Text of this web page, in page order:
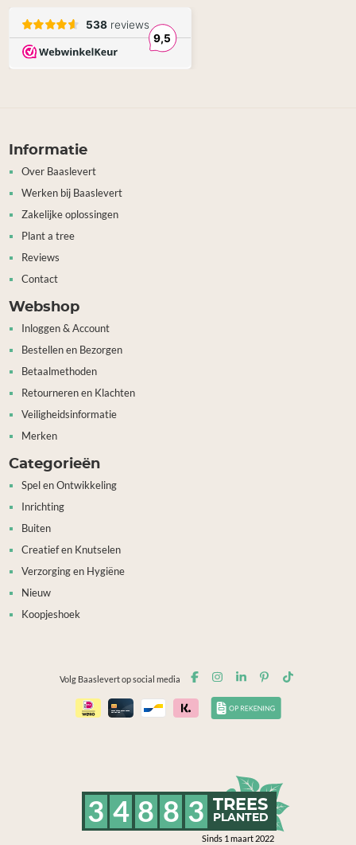
Informatie
Over Baaslevert
Werken bij Baaslevert
Zakelijke oplossingen
Plant a tree
Reviews
Contact
Webshop
Inloggen & Account
Bestellen en Bezorgen
Betaalmethoden
Retourneren en Klachten
Veiligheidsinformatie
Merken
Categorieën
Spel en Ontwikkeling
Inrichting
Buiten
Creatief en Knutselen
Verzorging en Hygiëne
Nieuw
Koopjeshoek
Volg Baaslevert op social media
3 4 8 8 3 TREES
PLANTED
Sinds 1 maart 2022